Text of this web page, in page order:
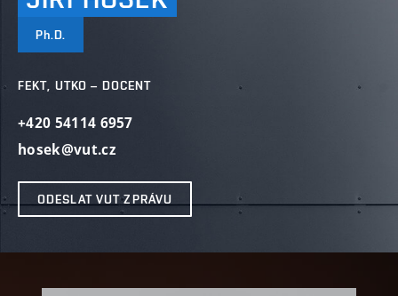
Ph.D.
FEKT, UTKO – DOCENT
+420 54114 6957
hosek@vut.cz
ODESLAT VUT ZPRÁVU